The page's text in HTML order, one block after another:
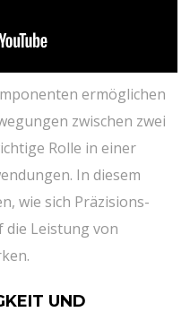
ermöglichen
zwischen zwei
Rolle in einer
In diesem
wie sich Präzisions-
Leistung von
UND